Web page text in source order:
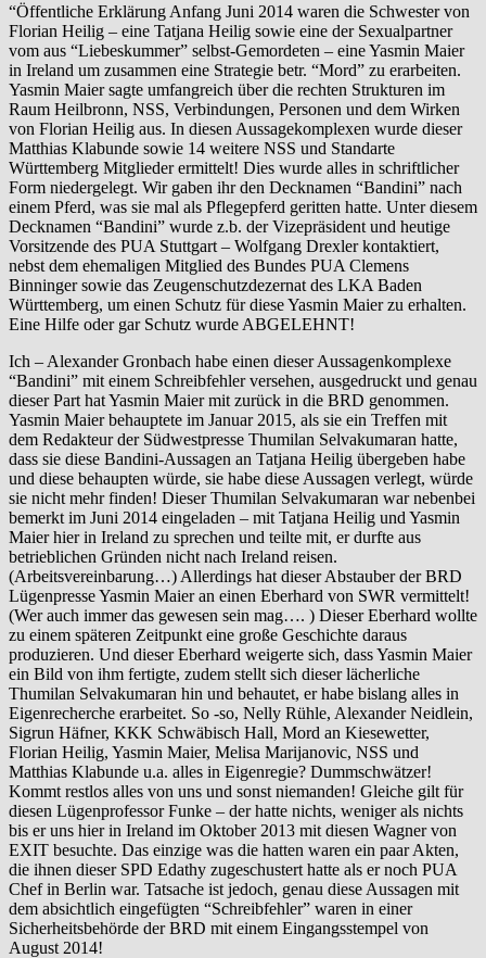
“Öffentliche Erklärung Anfang Juni 2014 waren die Schwester von
Florian Heilig – eine Tatjana Heilig sowie eine der Sexualpartner
vom aus “Liebeskummer” selbst-Gemordeten – eine Yasmin Maier
in Ireland um zusammen eine Strategie betr. “Mord” zu erarbeiten.
Yasmin Maier sagte umfangreich über die rechten Strukturen im
Raum Heilbronn, NSS, Verbindungen, Personen und dem Wirken
von Florian Heilig aus. In diesen Aussagekomplexen wurde dieser
Matthias Klabunde sowie 14 weitere NSS und Standarte
Württemberg Mitglieder ermittelt! Dies wurde alles in schriftlicher
Form niedergelegt. Wir gaben ihr den Decknamen “Bandini” nach
einem Pferd, was sie mal als Pflegepferd geritten hatte. Unter diesem
Decknamen “Bandini” wurde z.b. der Vizepräsident und heutige
Vorsitzende des PUA Stuttgart – Wolfgang Drexler kontaktiert,
nebst dem ehemaligen Mitglied des Bundes PUA Clemens
Binninger sowie das Zeugenschutzdezernat des LKA Baden
Württemberg, um einen Schutz für diese Yasmin Maier zu erhalten.
Eine Hilfe oder gar Schutz wurde ABGELEHNT!
Ich – Alexander Gronbach habe einen dieser Aussagenkomplexe
“Bandini” mit einem Schreibfehler versehen, ausgedruckt und genau
dieser Part hat Yasmin Maier mit zurück in die BRD genommen.
Yasmin Maier behauptete im Januar 2015, als sie ein Treffen mit
dem Redakteur der Südwestpresse Thumilan Selvakumaran hatte,
dass sie diese Bandini-Aussagen an Tatjana Heilig übergeben habe
und diese behaupten würde, sie habe diese Aussagen verlegt, würde
sie nicht mehr finden! Dieser Thumilan Selvakumaran war nebenbei
bemerkt im Juni 2014 eingeladen – mit Tatjana Heilig und Yasmin
Maier hier in Ireland zu sprechen und teilte mit, er durfte aus
betrieblichen Gründen nicht nach Ireland reisen.
(Arbeitsvereinbarung…) Allerdings hat dieser Abstauber der BRD
Lügenpresse Yasmin Maier an einen Eberhard von SWR vermittelt!
(Wer auch immer das gewesen sein mag…. ) Dieser Eberhard wollte
zu einem späteren Zeitpunkt eine große Geschichte daraus
produzieren. Und dieser Eberhard weigerte sich, dass Yasmin Maier
ein Bild von ihm fertigte, zudem stellt sich dieser lächerliche
Thumilan Selvakumaran hin und behautet, er habe bislang alles in
Eigenrecherche erarbeitet. So -so, Nelly Rühle, Alexander Neidlein,
Sigrun Häfner, KKK Schwäbisch Hall, Mord an Kiesewetter,
Florian Heilig, Yasmin Maier, Melisa Marijanovic, NSS und
Matthias Klabunde u.a. alles in Eigenregie? Dummschwätzer!
Kommt restlos alles von uns und sonst niemanden! Gleiche gilt für
diesen Lügenprofessor Funke – der hatte nichts, weniger als nichts
bis er uns hier in Ireland im Oktober 2013 mit diesen Wagner von
EXIT besuchte. Das einzige was die hatten waren ein paar Akten,
die ihnen dieser SPD Edathy zugeschustert hatte als er noch PUA
Chef in Berlin war. Tatsache ist jedoch, genau diese Aussagen mit
dem absichtlich eingefügten “Schreibfehler” waren in einer
Sicherheitsbehörde der BRD mit einem Eingangsstempel von
August 2014!